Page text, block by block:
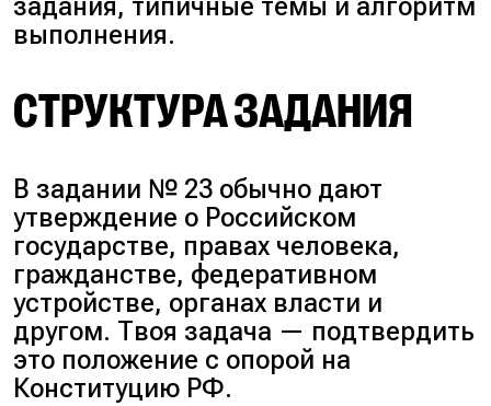
выполнения.
СТРУКТУРА ЗАДАНИЯ
В задании № 23 обычно дают
утверждение о Российском
государстве, правах человека,
гражданстве, федеративном
устройстве, органах власти и
другом. Твоя задача — подтвердить
это положение с опорой на
Конституцию РФ.